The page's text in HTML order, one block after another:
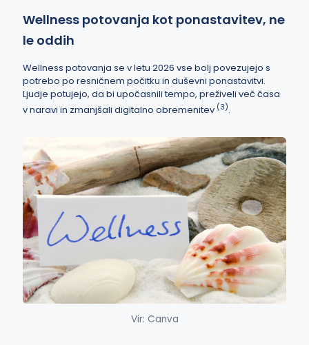
Wellness potovanja kot ponastavitev, ne
le oddih
Wellness potovanja se v letu 2026 vse bolj povezujejo s
potrebo po resničnem počitku in duševni ponastavitvi.
Ljudje potujejo, da bi upočasnili tempo, preživeli več časa
v naravi in zmanjšali digitalno obremenitev (3).
Vir: Canva